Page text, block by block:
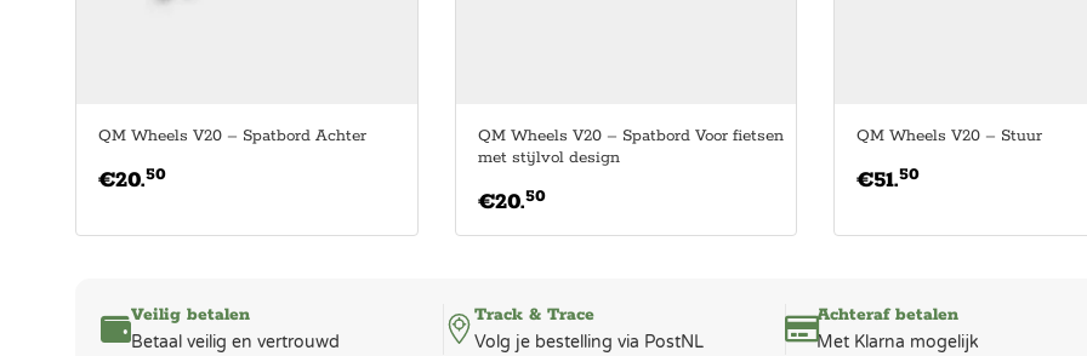
QM Wheels V20 – Spatbord Achter
€20.50
QM Wheels V20 – Spatbord Voor fietsen
met stijlvol design
€20.50
QM Wheels V20 – Stuur
€51.50
Veilig betalen
Betaal veilig en vertrouwd
Track & Trace
Volg je bestelling via PostNL
Achteraf betalen
Met Klarna mogelijk